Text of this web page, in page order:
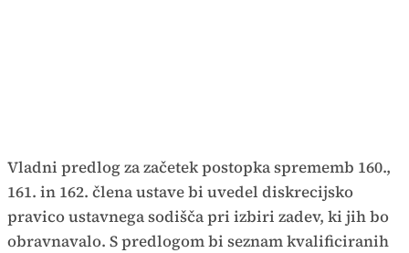
Vladni predlog za začetek postopka sprememb 160.,
161. in 162. člena ustave bi uvedel diskrecijsko
pravico ustavnega sodišča pri izbiri zadev, ki jih bo
obravnavalo. S predlogom bi seznam kvalificiranih